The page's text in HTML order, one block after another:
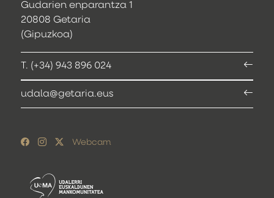
Gudarien enparantza 1
20808 Getaria
(Gipuzkoa)
T. (+34) 943 896 024
udala@getaria.eus
Webcam